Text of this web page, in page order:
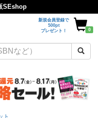
SEshop
新規会員登録で
500pt
プレゼント！
0
ト